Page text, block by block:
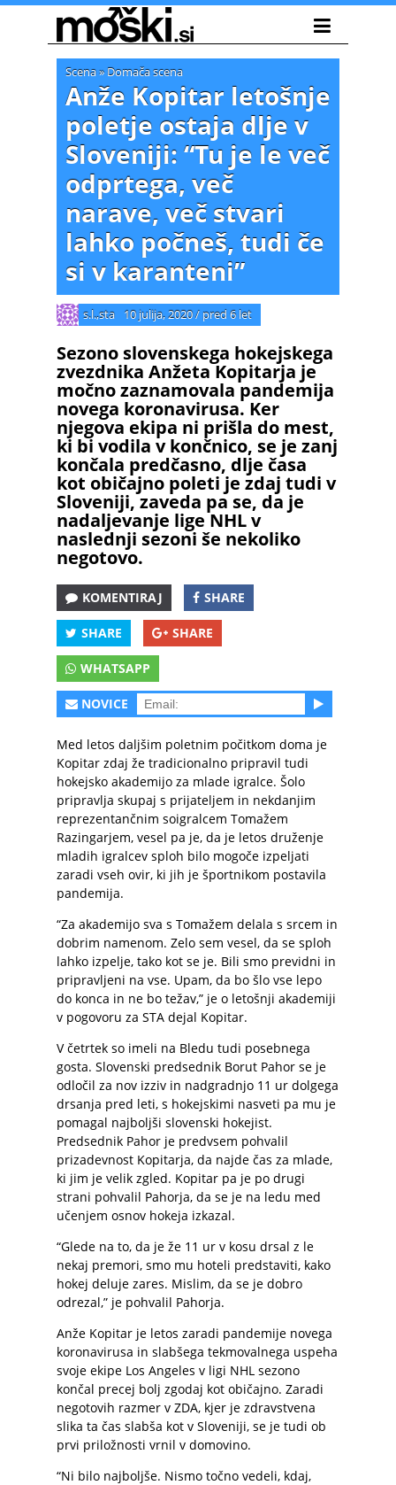
Scena» Domača scena
Anže Kopitar letošnje
poletje ostaja dlje v
Sloveniji: “Tu je le več
odprtega, več
narave, več stvari
lahko počneš, tudi če
si v karanteni”
s.l.,sta 10 julija, 2020/ pred 6 let
Sezono slovenskega hokejskega
zvezdnika Anžeta Kopitarja je
močno zaznamovala pandemija
novega koronavirusa. Ker
njegova ekipa ni prišla do mest,
ki bi vodila v končnico, se je zanj
končala predčasno, dlje časa
kot običajno poleti je zdaj tudi v
Sloveniji, zaveda pa se, da je
nadaljevanje lige NHL v
naslednji sezoni še nekoliko
negotovo.
KOMENTIRAJ SHARE
SHARE SHARE
WHATSAPP
NOVICE
Med letos daljšim poletnim počitkom doma je
Kopitar zdaj že tradicionalno pripravil tudi
hokejsko akademijo za mlade igralce. Šolo
pripravlja skupaj s prijateljem in nekdanjim
reprezentančnim soigralcem Tomažem
Razingarjem, vesel pa je, da je letos druženje
mladih igralcev sploh bilo mogoče izpeljati
zaradi vseh ovir, ki jih je športnikom postavila
pandemija.
“Za akademijo sva s Tomažem delala s srcem in
dobrim namenom. Zelo sem vesel, da se sploh
lahko izpelje, tako kot se je. Bili smo previdni in
pripravljeni na vse. Upam, da bo šlo vse lepo
do konca in ne bo težav,” je o letošnji akademiji
v pogovoru za STA dejal Kopitar.
V četrtek so imeli na Bledu tudi posebnega
gosta. Slovenski predsednik Borut Pahor se je
odločil za nov izziv in nadgradnjo 11 ur dolgega
drsanja pred leti, s hokejskimi nasveti pa mu je
pomagal najboljši slovenski hokejist.
Predsednik Pahor je predvsem pohvalil
prizadevnost Kopitarja, da najde čas za mlade,
ki jim je velik zgled. Kopitar pa je po drugi
strani pohvalil Pahorja, da se je na ledu med
učenjem osnov hokeja izkazal.
“Glede na to, da je že 11 ur v kosu drsal z le
nekaj premori, smo mu hoteli predstaviti, kako
hokej deluje zares. Mislim, da se je dobro
odrezal,” je pohvalil Pahorja.
Anže Kopitar je letos zaradi pandemije novega
koronavirusa in slabšega tekmovalnega uspeha
svoje ekipe Los Angeles v ligi NHL sezono
končal precej bolj zgodaj kot običajno. Zaradi
negotovih razmer v ZDA, kjer je zdravstvena
slika ta čas slabša kot v Sloveniji, se je tudi ob
prvi priložnosti vrnil v domovino.
“Ni bilo najboljše. Nismo točno vedeli, kdaj,